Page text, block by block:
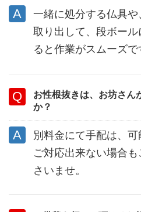
一緒に処分する仏具
取り出して、段ボー
ると作業がスムーズで
お性根抜きは、お坊さん
か？
別料金にて手配は、
ご対応出来ない場合
さいませ。